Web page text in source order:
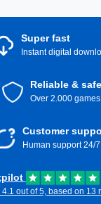
Super fast
Instant digital
Reliable & safe
Over 2.000 games
Customer
Human support 24/7
4.1 out of 5, based on 13